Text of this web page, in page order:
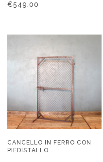
€549.00
CANCELLO IN FERRO CON
PIEDISTALLO